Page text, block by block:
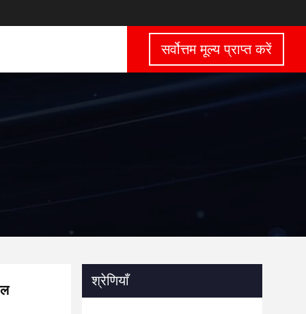
सर्वोत्तम मूल्य प्राप्त करें
श्रेणियाँ